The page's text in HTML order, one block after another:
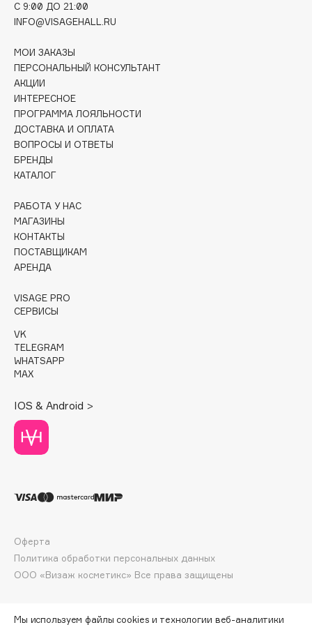
Collagenina
Consly
CosRX
Cottolina
Crescina
Cunzite
Curaprox
d'Alba
DABO
DARLING*
Davines
Dessange
Dior
Divage
Dolce & Gabbana
Dolomit
Dorco
DP Daily Perfection
Dr.Althea
Dr.Jart+
DSD de Luxe
Dyson
C 9:00 ДО 21:00
INFO@VISAGEHALL.RU
МОИ ЗАКАЗЫ
ПЕРСОНАЛЬНЫЙ КОНСУЛЬТАНТ
АКЦИИ
ИНТЕРЕСНОЕ
ПРОГРАММА ЛОЯЛЬНОСТИ
ДОСТАВКА И ОПЛАТА
ВОПРОСЫ И ОТВЕТЫ
БРЕНДЫ
КАТАЛОГ
РАБОТА У НАС
МАГАЗИНЫ
КОНТАКТЫ
ПОСТАВЩИКАМ
АРЕНДА
VISAGE PRO
СЕРВИСЫ
VK
TELEGRAM
WHATSAPP
MAX
IOS & Android >
ООО «Визаж косметикс» Все права защищены
Оферта
Политика обработки персональных данных
Мы используем файлы cookies и технологии веб-аналитики